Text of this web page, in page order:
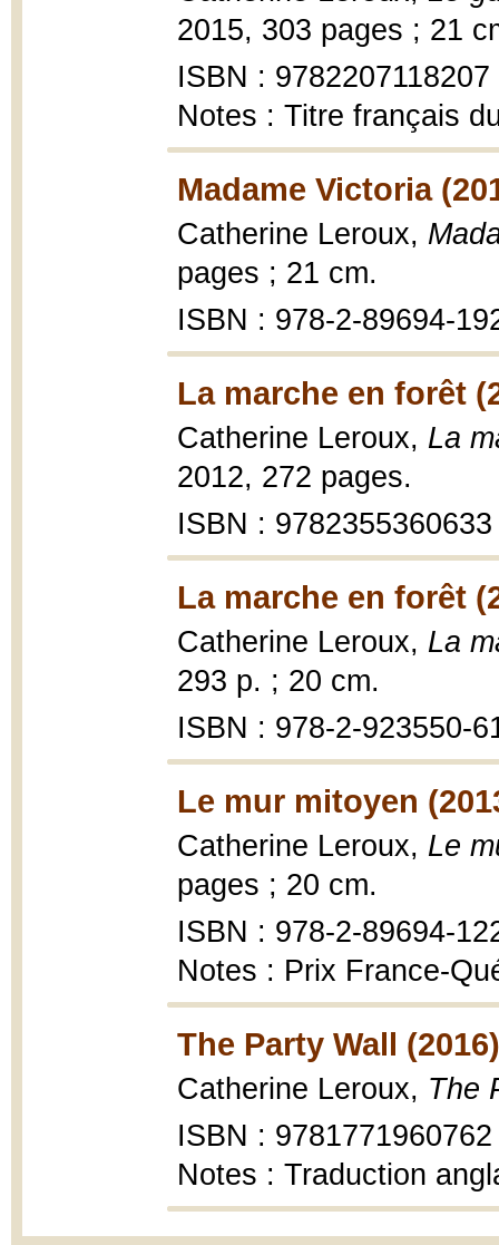
2015, 303 pages ; 21
ISBN : 9782207118207
Notes : Titre français
Madame Victoria
Catherine Leroux,
pages ; 21 cm.
ISBN : 978-2-89694-
La marche en forêt
Catherine Leroux, La
2012, 272 pages.
ISBN : 9782355360633
La marche en forêt
Catherine Leroux, La
293 p. ; 20 cm.
ISBN : 978-2-923550-
Le mur mitoyen
Catherine Leroux, Le
pages ; 20 cm.
ISBN : 978-2-89694-
Notes : Prix France-
The Party Wall (2016)
Catherine Leroux, The
ISBN : 9781771960762
Notes : Traduction